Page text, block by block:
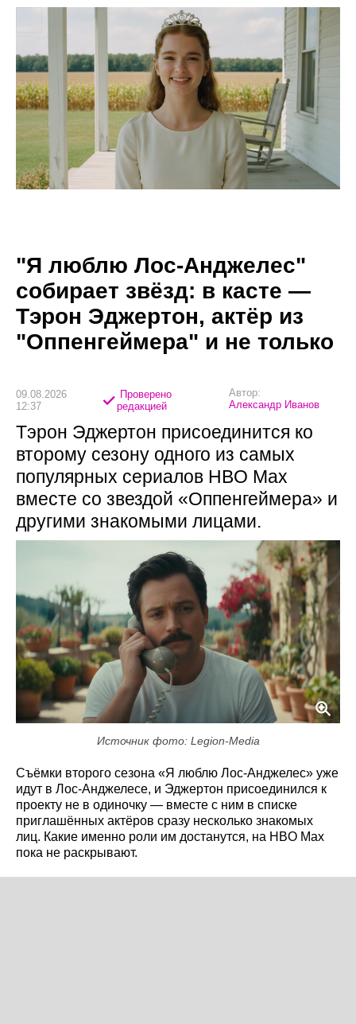
"Я люблю Лос-Анджелес"
собирает звёзд: в касте —
Тэрон Эджертон, актёр из
"Оппенгеймера" и не только
09.08.2026
12:37
Проверено
редакцией
Автор:
Александр Иванов
Тэрон Эджертон присоединится ко
второму сезону одного из самых
популярных сериалов HBO Max
вместе со звездой «Оппенгеймера» и
другими знакомыми лицами.
Источник фото: Legion-Media
Съёмки второго сезона «Я люблю Лос-Анджелес» уже
идут в Лос-Анджелесе, и Эджертон присоединился к
проекту не в одиночку — вместе с ним в списке
приглашённых актёров сразу несколько знакомых
лиц. Какие именно роли им достанутся, на HBO Max
пока не раскрывают.